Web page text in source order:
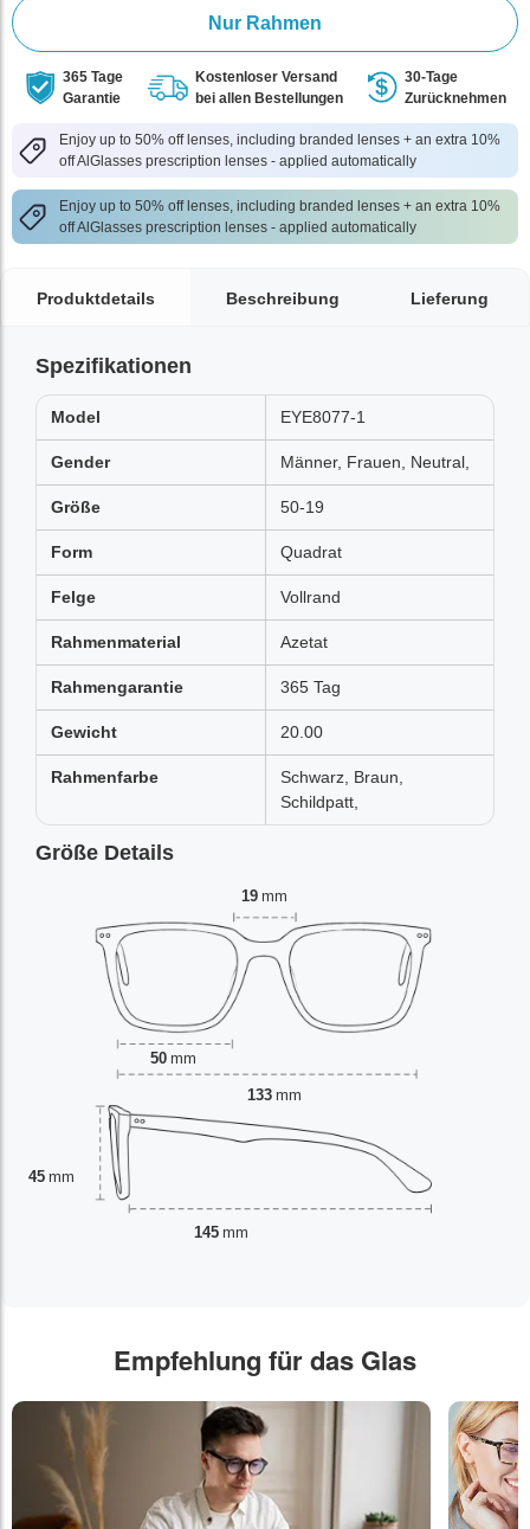
Nur Rahmen
365 Tage
Garantie
Kostenloser Versand
bei allen Bestellungen
30-Tage
Zurücknehmen
Enjoy up to 50% off lenses, including branded lenses + an extra 10%
off AlGlasses prescription lenses - applied automatically
Enjoy up to 50% off lenses, including branded lenses + an extra 10%
off AlGlasses prescription lenses - applied automatically
Produktdetails Beschreibung Lieferung
Spezifikationen
Model EYE8077-1
Gender Männer, Frauen, Neutral,
Größe 50-19
Form Quadrat
Felge Vollrand
Rahmenmaterial Azetat
Rahmengarantie 365 Tag
Gewicht 20.00
Rahmenfarbe
Schwarz, Braun,
Schildpatt,
Größe Details
19 mm
50 mm
45 mm
133 mm
145 mm
Empfehlung für das Glas